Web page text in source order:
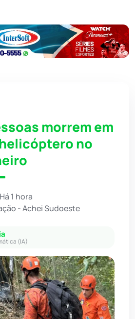
morrem em
no
1 hora
- Achei Sudoeste
(IA)